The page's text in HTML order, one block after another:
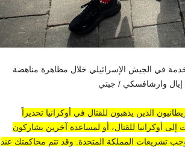
في الجيش الإسرائيلي خلال مظاهرة مناهضة
الذين يذهبون للقتال في أوكرانيا تحذيراً
أوكرانيا للقتال، أو لمساعدة آخرين يشاركون
تشريعات المملكة المتحدة. وقد تتم محاكمتك عند